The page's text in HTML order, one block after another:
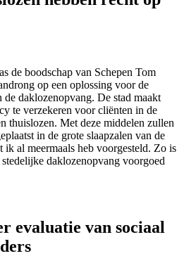
de boodschap van Schepen Tom
op een oplossing voor de
daklozenopvang. De stad maakt
te verzekeren voor cliënten in de
thuislozen. Met deze middelen zullen
in de grote slaapzalen van de
al meermaals heb voorgesteld. Zo is
daklozenopvang voorgoed
evaluatie van sociaal